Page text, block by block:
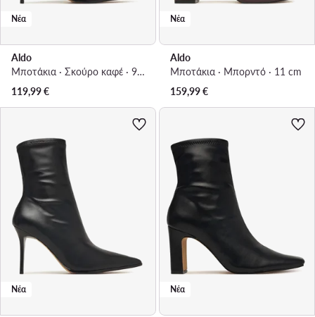
Νέα
Aldo
Μποτάκια · Σκούρο καφέ · 9.5 cm
119,99€
Νέα
Aldo
Μποτάκια · Μπορντό · 11 cm
159,99€
Νέα Νέα